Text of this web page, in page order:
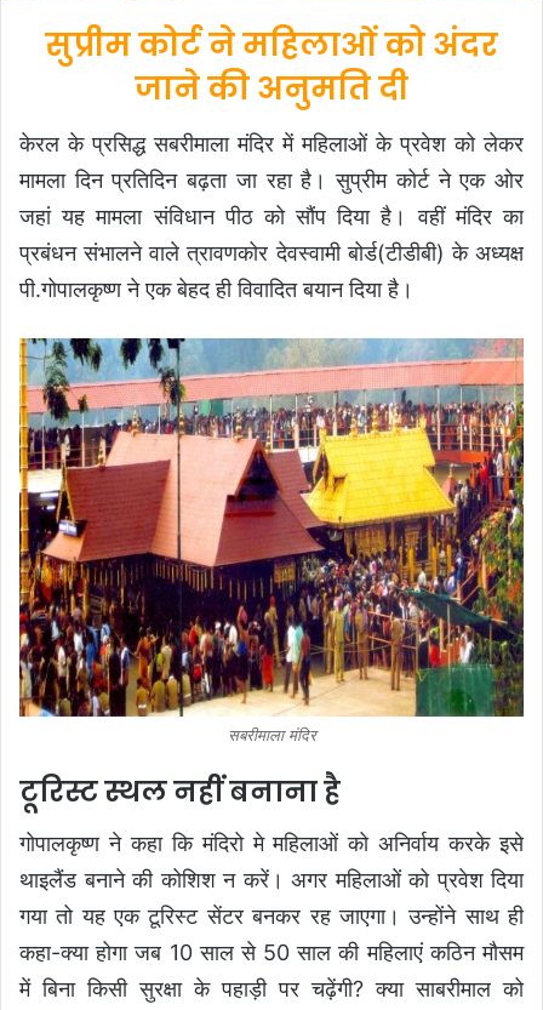
सुप्रीम कोर्ट ने महिलाओं को अंदर
जाने की अनुमति दी
केरल के प्रसिद्ध सबरीमाला मंदिर में महिलाओं के प्रवेश को लेकर
मामला दिन प्रतिदिन बढ़ता जा रहा है। सुप्रीम कोर्ट ने एक ओर
जहां यह मामला संविधान पीठ को सौंप दिया है। वहीं मंदिर का
प्रबंधन संभालने वाले त्रावणकोर देवस्वामी बोर्ड(टीडीबी) के अध्यक्ष
पी.गोपालकृष्ण ने एक बेहद ही विवादित बयान दिया है।
सबरीमाला मंदिर
टूरिस्ट स्थल नहीं बनाना है
गोपालकृष्ण ने कहा कि मंदिरो मे महिलाओं को अनिर्वाय करके इसे
थाइलैंड बनाने की कोशिश न करें। अगर महिलाओं को प्रवेश दिया
गया तो यह एक टूरिस्ट सेंटर बनकर रह जाएगा। उन्होंने साथ ही
कहा-क्या होगा जब 10 साल से 50 साल की महिलाएं कठिन मौसम
में बिना किसी सुरक्षा के पहाड़ी पर चढ़ेंगी? क्या साबरीमाल को